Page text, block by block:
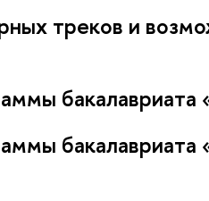
треков и
бакалавриата